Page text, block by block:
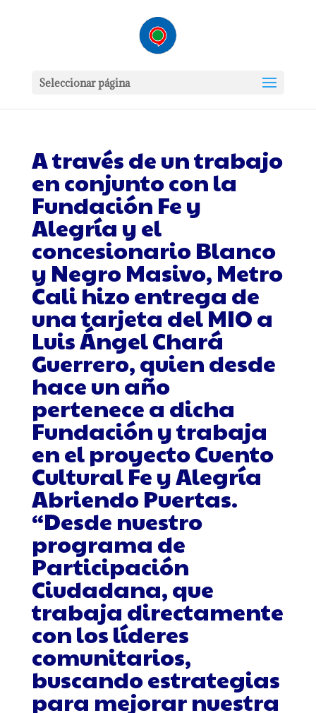
Seleccionar página
A través de un trabajo
en conjunto con la
Fundación Fe y
Alegría y el
concesionario Blanco
y Negro Masivo, Metro
Cali hizo entrega de
una tarjeta del MIO a
Luis Ángel Chará
Guerrero, quien desde
hace un año
pertenece a dicha
Fundación y trabaja
en el proyecto Cuento
Cultural Fe y Alegría
Abriendo Puertas.
“Desde nuestro
programa de
Participación
Ciudadana, que
trabaja directamente
con los líderes
comunitarios,
buscando estrategias
para mejorar nuestra